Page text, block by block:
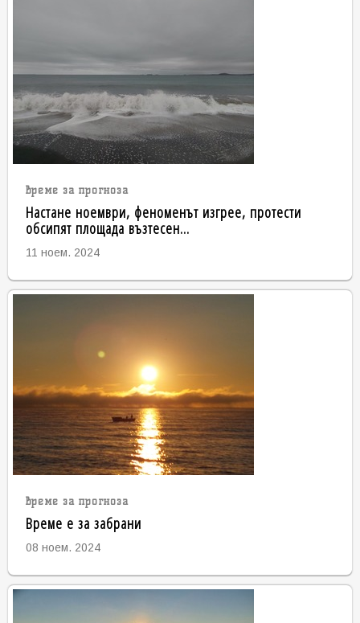
време за прогноза
Настане ноември, феноменът изгрее, протести
обсипят площада възтесен...
11 ноем. 2024
време за прогноза
Време е за забрани
08 ноем. 2024